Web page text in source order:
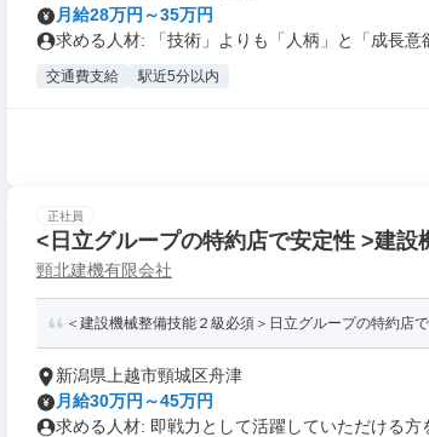
月給28万円～35万円
求める人材: 「技術」よりも「人柄」と「成長意
交通費支給 駅近5分以内
正社員
<日立グループの特約店で安定性 >建設
頸北建機有限会社
＜建設機械整備技能２級必須＞日立グループの特約
新潟県上越市頸城区舟津
月給30万円～45万円
求める人材: 即戦力として活躍していただける方